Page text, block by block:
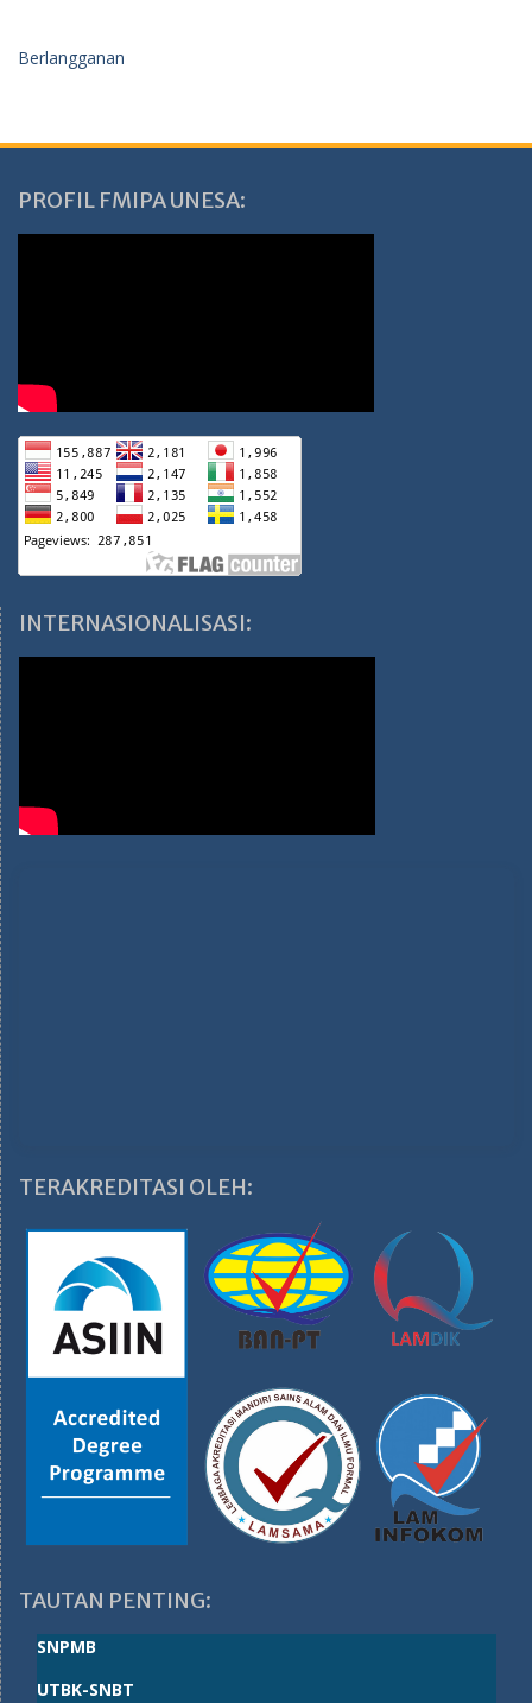
Berlangganan
PROFIL FMIPA UNESA:
INTERNASIONALISASI:
TERAKREDITASI OLEH:
TAUTAN PENTING:
SNPMB
UTBK-SNBT